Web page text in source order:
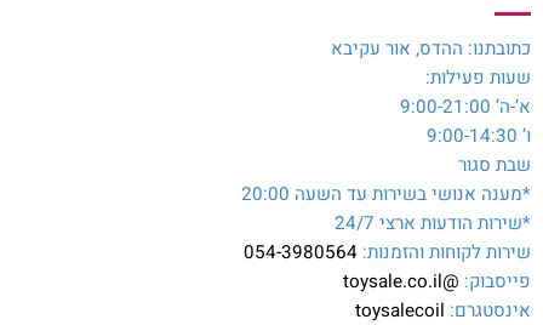
כתובתנו: ההדס, אור עקיבא
שעות פעילות:
א’-ה’ 9:00-21:00
ו’ 9:00-14:30
שבת סגור
*מענה אנושי בשירות עד השעה 20:00
*שירות הודעות ארצי 24/7
שירות לקוחות והזמנות: 054-3980564
פייסבוק: @toysale.co.il
אינסטגרם: toysalecoil